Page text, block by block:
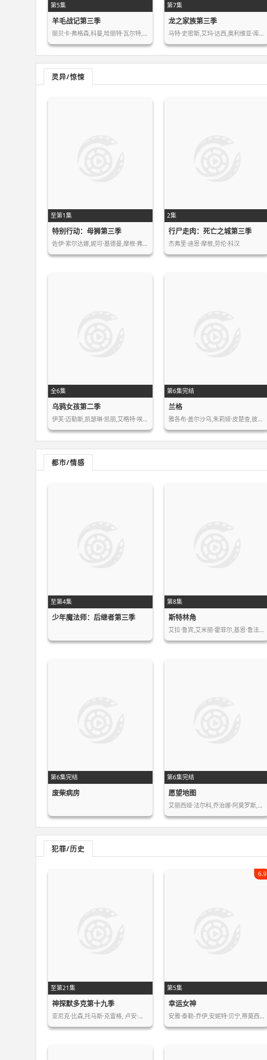
第5集
羊毛战记第三季
丽贝卡·弗格森,科曼,哈丽特·瓦尔特,…
第7集
龙之家族第三季
马特·史密斯,艾玛·达西,奥利维亚·库…
灵异/惊悚
至第1集
特别行动：母狮第三季
佐伊·索尔达娜,妮可·基德曼,摩根·弗…
2集
行尸走肉：死亡之城第三季
杰弗里·迪恩·摩根,劳伦·科汉
全6集
乌鸦女孩第二季
伊芙·迈勒斯,凯瑟琳·凯丽,艾略特·埃…
第6集完结
兰格
雅各布·盖尔沙乌,朱莉娅·皮楚查,彼得…
都市/情感
至第4集
少年魔法师：后继者第三季
第8集
斯特林角
艾拉·鲁宾,艾米丽·霍菲尔,基恩·鲁法…
第6集完结
废柴病房
第6集完结
愿望地图
艾丽西娅·法尔科,乔治娜·阿莫罗斯,马…
犯罪/历史
至第21集
神探默多克第十九季
亚尼克·比森,托马斯·克雷格, 卢安·…
第5集
6.9
幸运女神
安雅·泰勒-乔伊,安妮特·贝宁,蒂莫西…